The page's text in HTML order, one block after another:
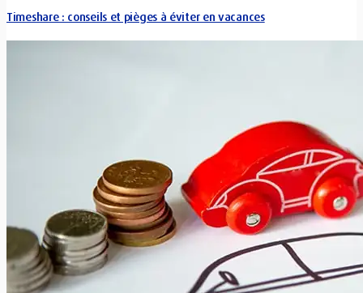
Timeshare : conseils et pièges à éviter en vacances